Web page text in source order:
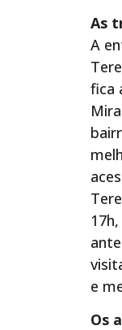
As
A
fica
e
Os